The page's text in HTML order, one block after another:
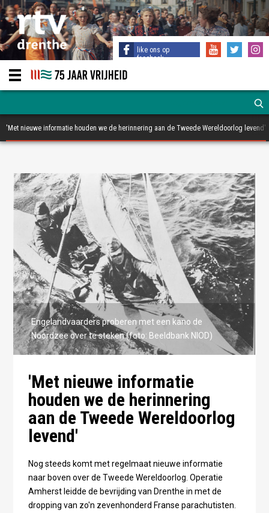
like ons op
facebook
'Met nieuwe informatie houden we de herinnering aan de Tweede Wereldoorlog levend'
Engelandvaarders proberen met een kano de
Noordzee over te steken (foto: Beeldbank NIOD)
'Met nieuwe informatie
houden we de herinnering
aan de Tweede Wereldoorlog
levend'
Nog steeds komt met regelmaat nieuwe informatie
naar boven over de Tweede Wereldoorlog. Operatie
Amherst leidde de bevrijding van Drenthe in met de
dropping van zo'n zevenhonderd Franse parachutisten.